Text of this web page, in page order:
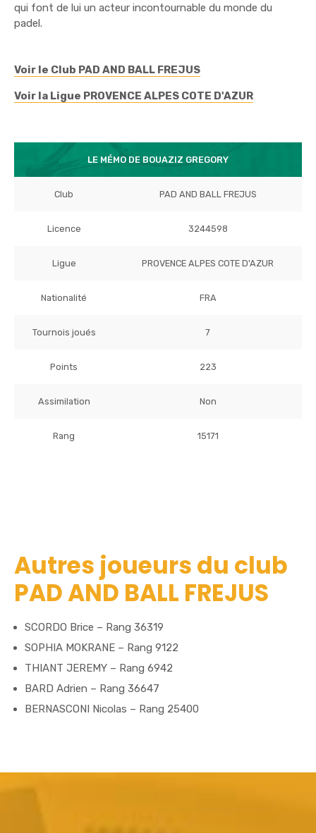
qui font de lui un acteur incontournable du monde du
padel.
Voir le Club PAD AND BALL FREJUS
Voir la Ligue PROVENCE ALPES COTE D'AZUR
LE MÉMO DE BOUAZIZ GREGORY
Club PAD AND BALL FREJUS
Licence 3244598
Ligue PROVENCE ALPES COTE D'AZUR
Nationalité FRA
Tournois joués 7
Points 223
Assimilation Non
Rang 15171
Autres joueurs du club
PAD AND BALL FREJUS
SCORDO Brice – Rang 36319
SOPHIA MOKRANE – Rang 9122
THIANT JEREMY – Rang 6942
BARD Adrien – Rang 36647
BERNASCONI Nicolas – Rang 25400